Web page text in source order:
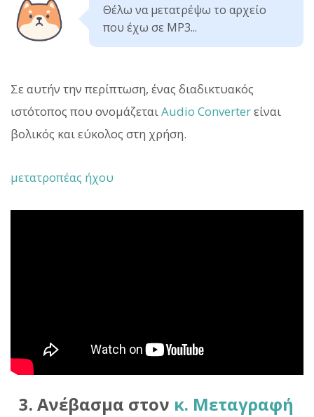
Θέλω να μετατρέψω το αρχείο
που έχω σε MP3...
Σε αυτήν την περίπτωση, ένας διαδικτυακός
ιστότοπος που ονομάζεταιAudio Converterείναι
βολικός και εύκολος στη χρήση.
μετατροπέας ήχου
3. Ανέβασμα στον κ. Μεταγραφή